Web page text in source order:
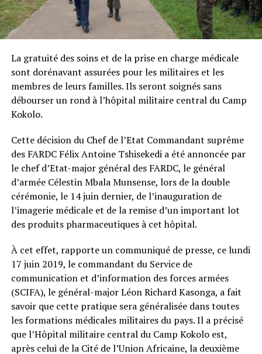
La gratuité des soins et de la prise en charge médicale
sont dorénavant assurées pour les militaires et les
membres de leurs familles. Ils seront soignés sans
débourser un rond à l’hôpital militaire central du Camp
Kokolo.
Cette décision du Chef de l’Etat Commandant suprême
des FARDC Félix Antoine Tshisekedi a été annoncée par
le chef d’Etat-major général des FARDC, le général
d’armée Célestin Mbala Munsense, lors de la double
cérémonie, le 14 juin dernier, de l’inauguration de
l’imagerie médicale et de la remise d’un important lot
des produits pharmaceutiques à cet hôpital.
À cet effet, rapporte un communiqué de presse, ce lundi
17 juin 2019, le commandant du Service de
communication et d’information des forces armées
(SCIFA), le général-major Léon Richard Kasonga, a fait
savoir que cette pratique sera généralisée dans toutes
les formations médicales militaires du pays. Il a précisé
que l’Hôpital militaire central du Camp Kokolo est,
après celui de la Cité de l’Union Africaine, la deuxième